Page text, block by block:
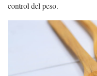
control del peso.